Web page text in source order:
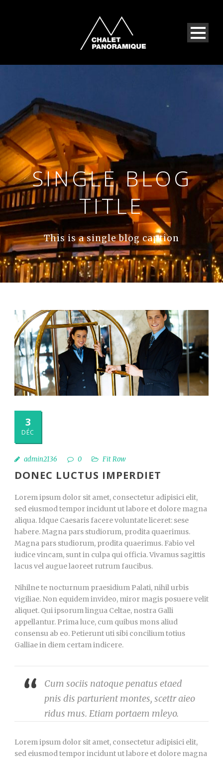
SINGLE BLOG
TITLE
This is a single blog caption
3
DÉC
admin2136 0 Fit Row
DONEC LUCTUS IMPERDIET
Lorem ipsum dolor sit amet, consectetur adipisici elit,
sed eiusmod tempor incidunt ut labore et dolore magna
aliqua. Idque Caesaris facere voluntate liceret: sese
habere. Magna pars studiorum, prodita quaerimus.
Magna pars studiorum, prodita quaerimus. Fabio vel
iudice vincam, sunt in culpa qui officia. Vivamus sagittis
lacus vel augue laoreet rutrum faucibus.
Nihilne te nocturnum praesidium Palati, nihil urbis
vigiliae. Non equidem invideo, miror magis posuere velit
aliquet. Qui ipsorum lingua Celtae, nostra Galli
appellantur. Prima luce, cum quibus mons aliud
consensu ab eo. Petierunt uti sibi concilium totius
Galliae in diem certam indicere.
Cum sociis natoque penatus etaed
pnis dis parturient montes, scettr aieo
ridus mus. Etiam portaem mleyo.
Lorem ipsum dolor sit amet, consectetur adipisici elit,
sed eiusmod tempor incidunt ut labore et dolore magna